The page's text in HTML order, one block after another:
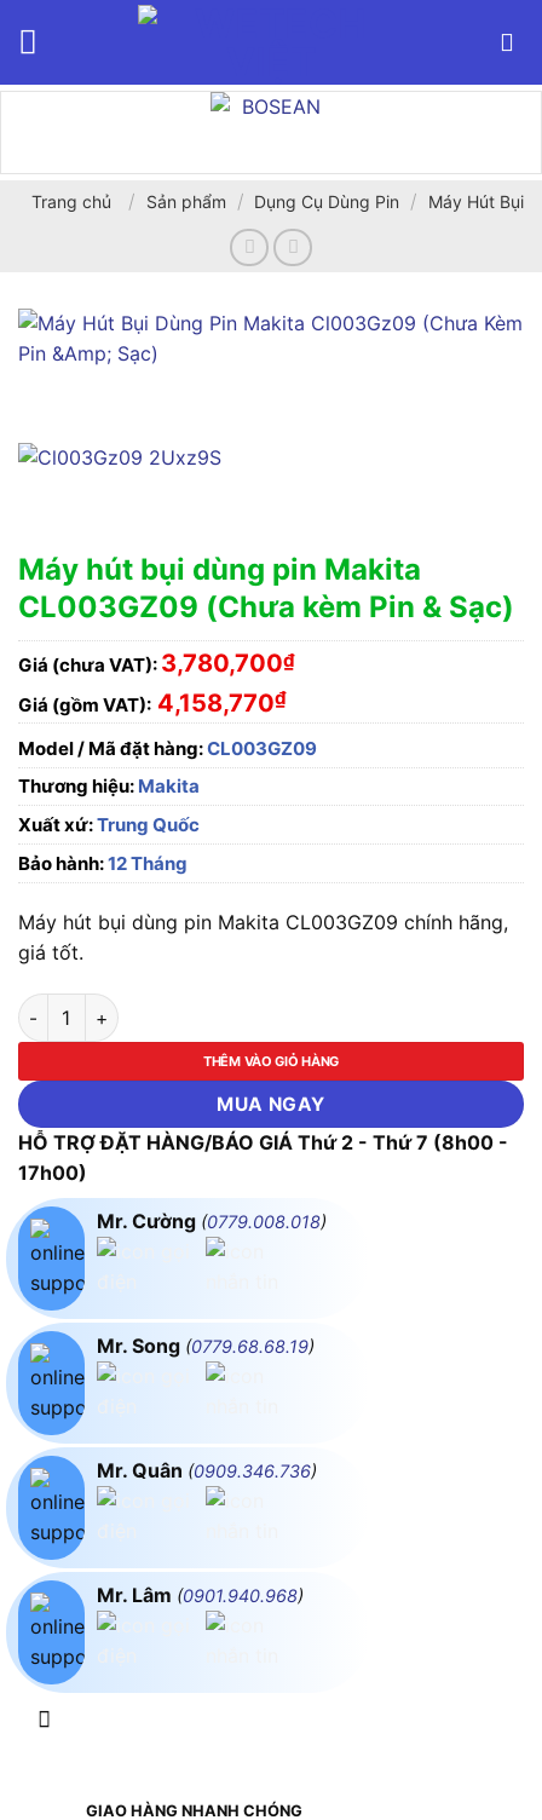
Trang chủ / Sản phẩm / Dụng Cụ Dùng Pin / Máy Hút Bụi
Máy hút bụi dùng pin Makita
CL003GZ09 (Chưa kèm Pin & Sạc)
Giá (chưa VAT): 3,780,700₫
Giá (gồm VAT): 4,158,770₫
Model / Mã đặt hàng:CL003GZ09
Thương hiệu: Makita
Xuất xứ:Trung Quốc
Bảo hành:12 Tháng
Máy hút bụi dùng pin Makita CL003GZ09 chính hãng,
giá tốt.
Máy hút bụi dùng pin Makita CL003GZ09 (Chưa kèm Pin &
THÊM VÀO GIỎ HÀNG
MUA NGAY
HỖ TRỢ ĐẶT HÀNG/BÁO GIÁ Thứ 2 - Thứ 7 (8h00 -
17h00)
Mr. Cường (0779.008.018)
Mr. Song (0779.68.68.19)
Mr. Quân (0909.346.736)
Mr. Lâm (0901.940.968)
GIAO HÀNG NHANH CHÓNG